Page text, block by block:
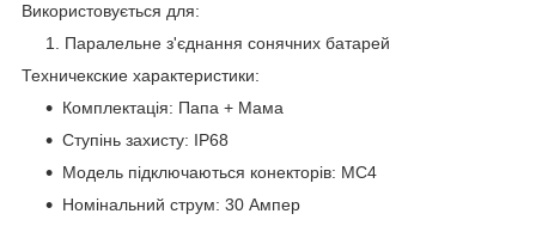
Використовується для:
Паралельне з'єднання сонячних батарей
Техничекские характеристики:
Комплектація: Папа + Мама
Ступінь захисту: IP68
Модель підключаються конекторів: MC4
Номінальний струм: 30 Ампер